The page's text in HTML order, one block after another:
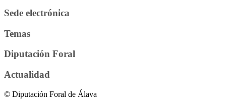
Sede electrónica
Temas
Diputación Foral
Actualidad
© Diputación Foral de Álava